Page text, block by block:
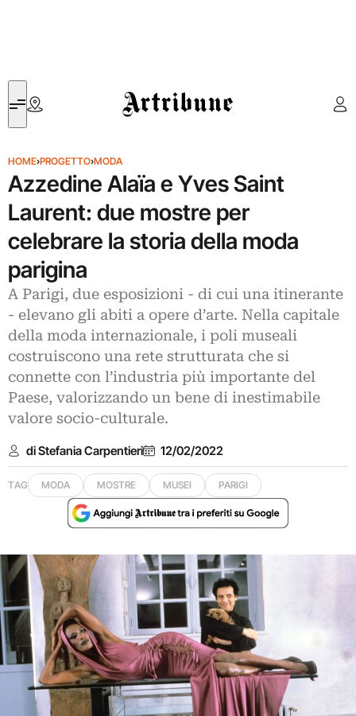
Artribune
HOME›PROGETTO›MODA
Azzedine Alaïa e Yves Saint
Laurent: due mostre per
celebrare la storia della moda
parigina
A Parigi, due esposizioni - di cui una itinerante
- elevano gli abiti a opere d’arte. Nella capitale
della moda internazionale, i poli museali
costruiscono una rete strutturata che si
connette con l’industria più importante del
Paese, valorizzando un bene di inestimabile
valore socio-culturale.
di Stefania Carpentieri 12/02/2022
TAG MODA MOSTRE MUSEI PARIGI